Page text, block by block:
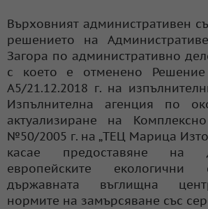
Върховният административен
решението на
Загора по административно
с което е отменено
А5/21.12.2018 г. на
Изпълнителна агенция по
актуализиране на
№50/2005 г. на „ТЕЦ Марица
касае предоставяне на
европейските екологични
държавната въглищна
нормите на замърсяване със